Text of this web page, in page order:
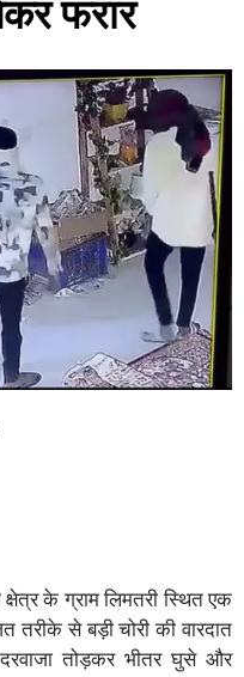
फरार
के ग्राम लिमतरी स्थित एक
तरीके से बड़ी चोरी की वारदात
तोड़कर भीतर घुसे और